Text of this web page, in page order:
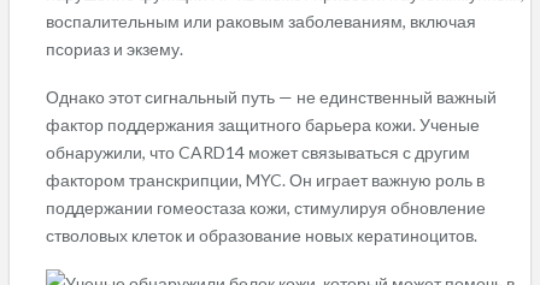
воспалительным или раковым заболеваниям, включая
псориаз и экзему.
Однако этот сигнальный путь — не единственный важный
фактор поддержания защитного барьера кожи. Ученые
обнаружили, что CARD14 может связываться с другим
фактором транскрипции, MYC. Он играет важную роль в
поддержании гомеостаза кожи, стимулируя обновление
стволовых клеток и образование новых кератиноцитов.